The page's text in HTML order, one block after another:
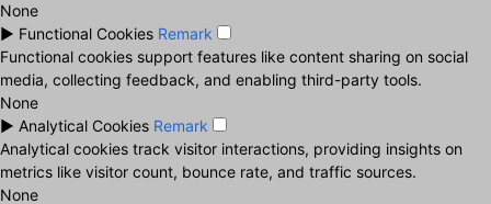
None
► Functional Cookies Remark
Functional cookies support features like content sharing on social
media, collecting feedback, and enabling third-party tools.
None
► Analytical Cookies Remark
Analytical cookies track visitor interactions, providing insights on
metrics like visitor count, bounce rate, and traffic sources.
None